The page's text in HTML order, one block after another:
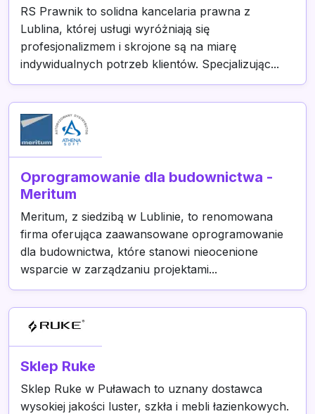
RS Prawnik to solidna kancelaria prawna z
Lublina, której usługi wyróżniają się
profesjonalizmem i skrojone są na miarę
indywidualnych potrzeb klientów. Specjalizując...
Oprogramowanie dla budownictwa -
Meritum
Meritum, z siedzibą w Lublinie, to renomowana
firma oferująca zaawansowane oprogramowanie
dla budownictwa, które stanowi nieocenione
wsparcie w zarządzaniu projektami...
Sklep Ruke
Sklep Ruke w Puławach to uznany dostawca
wysokiej jakości luster, szkła i mebli łazienkowych.